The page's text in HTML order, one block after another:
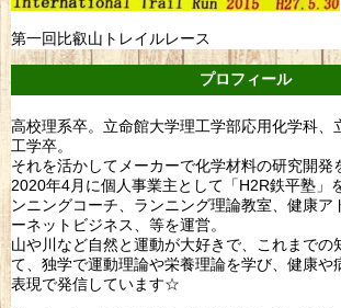
第一回比叡山トレイルレース
プロフィール
高校理系卒。立命館大学理工学部応用化学科、
工学卒。
それを活かしてメーカーで化学材料の研究開発
2020年4月に個人事業主として「H2R鉄平塾」
ンニングコーチ、ランニング理論教室、健康ア
ーネットビジネス、等を運営。
山や川など自然と運動が大好きで、これまでの
て、独学で運動理論や栄養理論を学び、健康や
表現で発信しています☆